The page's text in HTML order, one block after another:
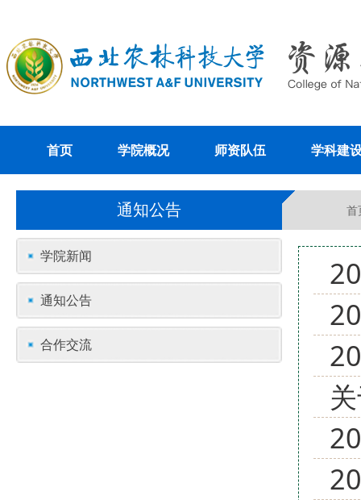
首页 学院概况 师资队伍 学科建
通知公告 首
学院新闻
通知公告
合作交流